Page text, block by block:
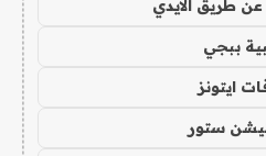
طريق الايدي
ببجي
ايتونز
ستور